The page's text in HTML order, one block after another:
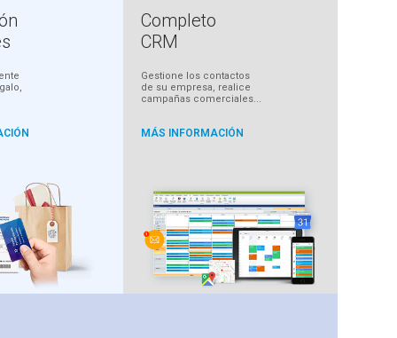
Completo
CRM
Gestione los contactos
de su empresa, realice
campañas comerciales...
MÁS INFORMACIÓN